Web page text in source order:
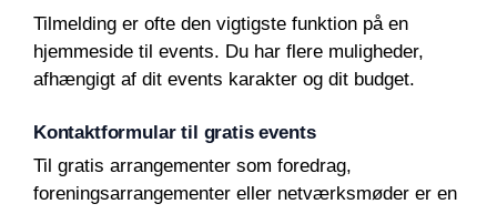
Tilmelding er ofte den vigtigste funktion på en
hjemmeside til events. Du har flere muligheder,
afhængigt af dit events karakter og dit budget.
Kontaktformular til gratis events
Til gratis arrangementer som foredrag,
foreningsarrangementer eller netværksmøder er en